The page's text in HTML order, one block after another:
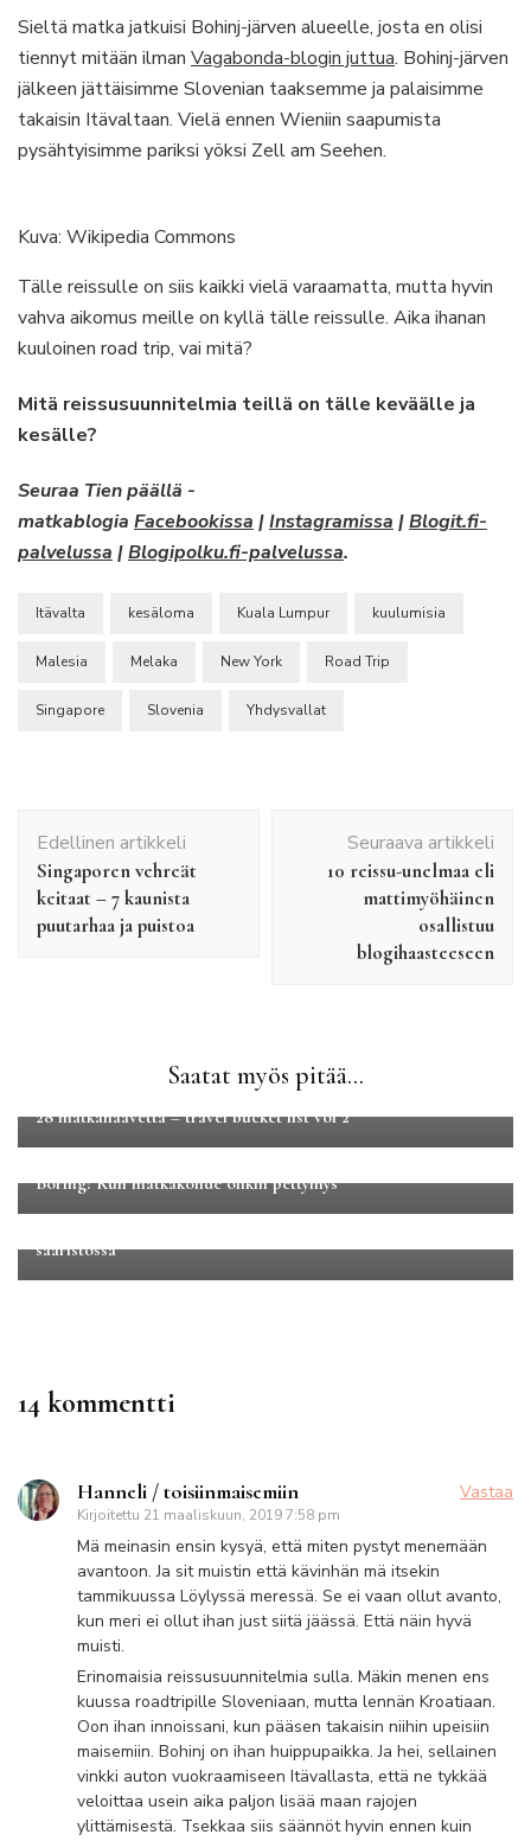
Sieltä matka jatkuisi Bohinj-järven alueelle, josta en olisi
tiennyt mitään ilman Vagabonda-blogin juttua. Bohinj-järven
jälkeen jättäisimme Slovenian taaksemme ja palaisimme
takaisin Itävaltaan. Vielä ennen Wieniin saapumista
pysähtyisimme pariksi yöksi Zell am Seehen.
Kuva: Wikipedia Commons
Tälle reissulle on siis kaikki vielä varaamatta, mutta hyvin
vahva aikomus meille on kyllä tälle reissulle. Aika ihanan
kuuloinen road trip, vai mitä?
Mitä reissusuunnitelmia teillä on tälle keväälle ja
kesälle?
Seuraa Tien päällä -
matkablogia Facebookissa |Instagramissa |Blogit.fi-
palvelussa |Blogipolku.fi-palvelussa.
Itävalta kesäloma Kuala Lumpur kuulumisia
Malesia Melaka New York Road Trip
Singapore Slovenia Yhdysvallat
selaus
Edellinen artikkeli
Singaporen vehreät
keitaat – 7 kaunista
puutarhaa ja puistoa
Seuraava artikkeli
10 reissu-unelmaa eli
mattimyöhäinen
osallistuu
blogihaasteeseen
Saatat myös pitää...
28 matkahaavetta – travel bucket list vol 2
Boring! Kun matkakohde olikin pettymys
Luontomatkailu Maakuntamatkat Yleinen
saaristossa
14 kommentti
Hanneli / toisiinmaisemiin
Kirjoitettu 21 maaliskuun, 2019 7:58 pm
Vastaa
Mä meinasin ensin kysyä, että miten pystyt menemään
avantoon. Ja sit muistin että kävinhän mä itsekin
tammikuussa Löylyssä meressä. Se ei vaan ollut avanto,
kun meri ei ollut ihan just siitä jäässä. Että näin hyvä
muisti.
Erinomaisia reissusuunnitelmia sulla. Mäkin menen ens
kuussa roadtripille Sloveniaan, mutta lennän Kroatiaan.
Oon ihan innoissani, kun pääsen takaisin niihin upeisiin
maisemiin. Bohinj on ihan huippupaikka. Ja hei, sellainen
vinkki auton vuokraamiseen Itävallasta, että ne tykkää
veloittaa usein aika paljon lisää maan rajojen
ylittämisestä. Tsekkaa siis säännöt hyvin ennen kuin